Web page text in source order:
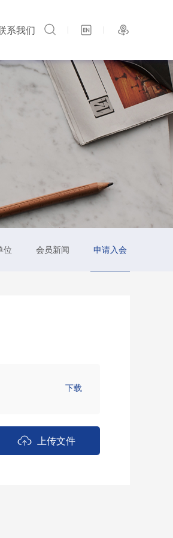
大事记
印度尼西亚 泰国 新加坡 菲律宾
系我们
在线留言 招聘岗位 用
位 会员新闻 申请入会
下载
上传文件